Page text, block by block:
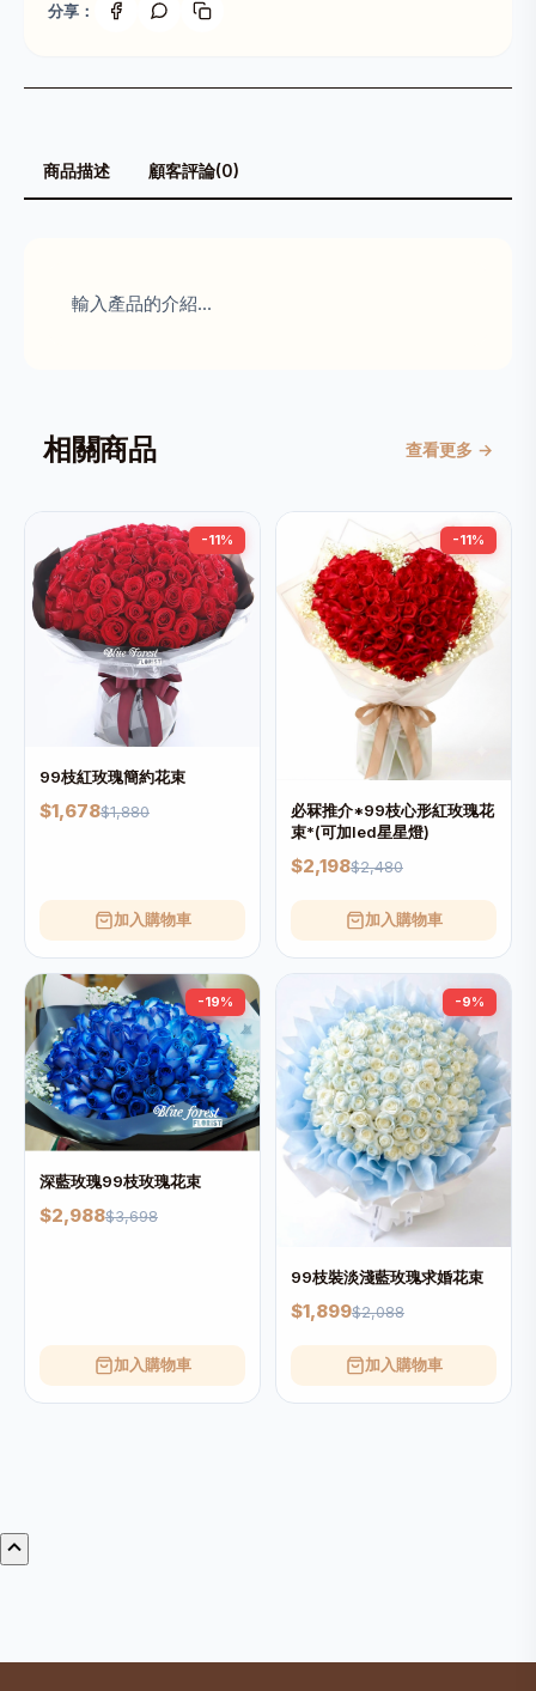
分享：
商品描述 顧客評論(0)
輸入產品的介紹...
相關商品 查看更多 →
-11%
99枝紅玫瑰簡約花束
$1,678$1,880
加入購物車
-11%
必冧推介*99枝心形紅玫瑰花
束*(可加led星星燈)
$2,198$2,480
加入購物車
-19%
深藍玫瑰99枝玫瑰花束
$2,988$3,698
加入購物車
-9%
99枝裝淡淺藍玫瑰求婚花束
$1,899$2,088
加入購物車